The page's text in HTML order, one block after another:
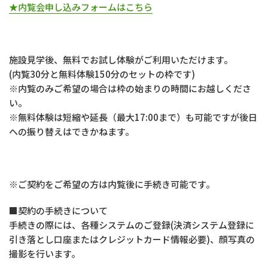
★内覧会申し込みフォームはこちら
施設見学後、無料でお試し体験がご利用いただけます。
(内覧30分と無料体験150分のセットの枠です)
※内覧のみご希望の場合は枠の始まりの時間にお越しくださ
い。
※無料体験は短縮や延長（最大17:00まで）も可能ですが後日
への振り替えはできかねます。
※ご契約をご希望の方は内覧後に手続き可能です。
■契約の手続きについて
手続きの際には、各種システムのご登録(決済システム登録に
引き落とし口座またはクレジットカード情報必要)、顔写真の
撮影を行います。